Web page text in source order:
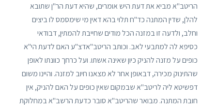
הריטב"א מביא את דעת היש אומרים, שהיא דעת הר"ן שתובא
להלן, שדין המתנה כד"ח תלוי בהא דאין מי שימסמס לו ביצים
וחלב, ולדעה זו במזנה הכל מודים שחייבת להמתין, דבודאי
כסיפא לה למתבעי לאב. וכותב הריטב"אדצ"ע האם לדעת הי"א
כופים על מזנה להניק כיון שאינה אשתו. ועל כרחך כוונתו לאופן
שהתינוק מכירה, דבאופן אחר לא מצאנו חיוב למזנה. והיינו משום
דפשיטא ליה לריטב"א שבמקום שאין כופים על האם להניק, אין
חובת המתנה. מבואר שהריטב"א סובר כדעת הרשב"א במחלוקת